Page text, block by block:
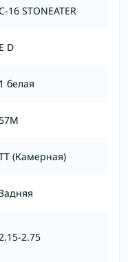
16 STONEATER
E D
1 белая
57M
(Камерная)
2.15-2.75